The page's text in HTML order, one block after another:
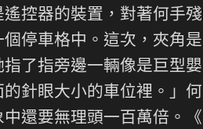
遙控器的裝置，對著何手
個停車格中。這次，夾角
指了指旁邊一輛像是巨型
的針眼大小的車位裡。」
中還要無理頭一百萬倍。